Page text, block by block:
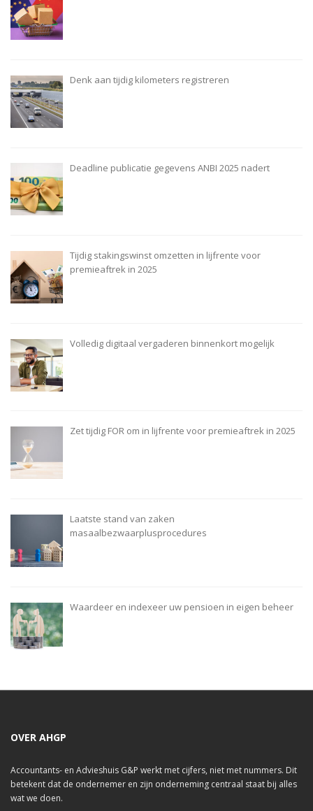
Denk aan tijdig kilometers registreren
Deadline publicatie gegevens ANBI 2025 nadert
Tijdig stakingswinst omzetten in lijfrente voor
premieaftrek in 2025
Volledig digitaal vergaderen binnenkort mogelijk
Zet tijdig FOR om in lijfrente voor premieaftrek in 2025
Laatste stand van zaken
masaalbezwaarplusprocedures
Waardeer en indexeer uw pensioen in eigen beheer
OVER AHGP
Accountants- en Advieshuis G&P werkt met cijfers, niet met nummers. Dit
betekent dat de ondernemer en zijn onderneming centraal staat bij alles
wat we doen.